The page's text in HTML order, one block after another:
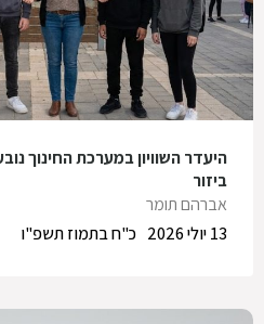
היעדר השוויון במערכת החינוך
ביזור
אברהם תומר
כ"ח בתמוז תשפ"ו
13 יולי 2026